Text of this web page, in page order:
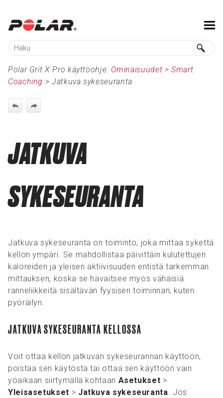
Polar Grit X Pro käyttöohje: Ominaisuudet >Smart
Coaching >Jatkuva sykeseuranta
JATKUVA
SYKESEURANTA
Jatkuva sykeseuranta on toiminto, joka mittaa sykettä
kellon ympäri. Se mahdollistaa päivittäin kulutettujen
kaloreiden ja yleisen aktiivisuuden entistä tarkemman
mittauksen, koska se havaitsee myös vähäisiä
ranneliikkeitä sisältävän fyysisen toiminnan, kuten
pyöräilyn.
JATKUVA SYKESEURANTA KELLOSSA
Voit ottaa kellon jatkuvan sykeseurannan käyttöön,
poistaa sen käytöstä tai ottaa sen käyttöön vain
yöaikaan siirtymällä kohtaan Asetukset >
Yleisasetukset > Jatkuva sykeseuranta. Jos